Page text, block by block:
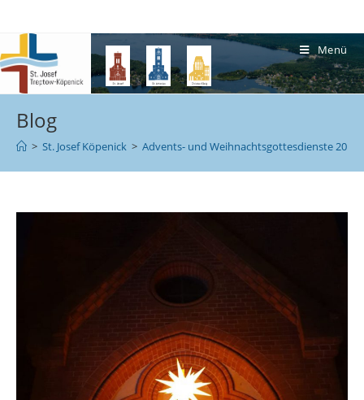
Menü
Blog
> St. Josef Köpenick > Advents- und Weihnachtsgottesdienste 2019